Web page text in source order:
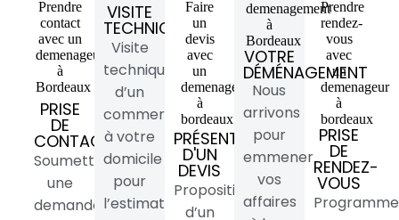
PRISE
DE
CONTACT
Soumettez
une
demande
VISITE
TECHNIQUE
Visite
technique
d’un
commercial
à votre
domicile
pour
l’estimation
PRÉSENTATION
D'UN
DEVIS
Proposition
d’un
VOTRE
DÉMÉNAGEMENT
Nous
arrivons
pour
emmener
vos
affaires
PRISE
DE
RENDEZ-
VOUS